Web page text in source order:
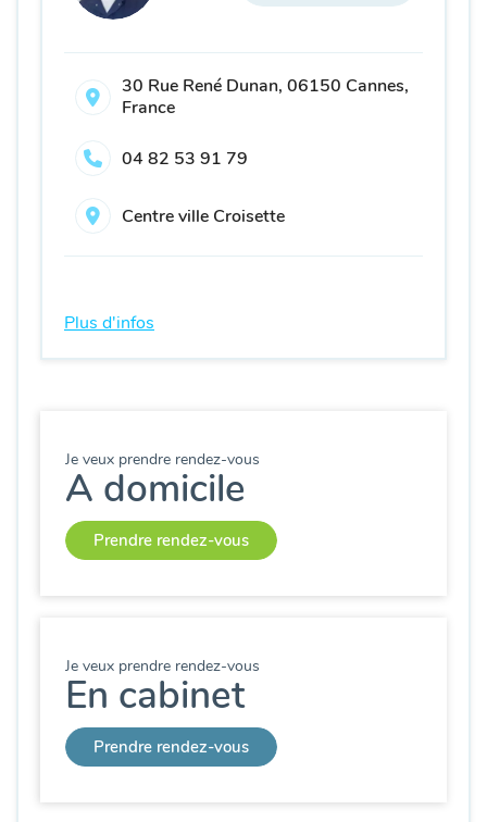
30 Rue René Dunan, 06150 Cannes,
France
04 82 53 91 79
Centre ville Croisette
Plus d'infos
Je veux prendre rendez-vous
A domicile
Prendre rendez-vous
Je veux prendre rendez-vous
En cabinet
Prendre rendez-vous